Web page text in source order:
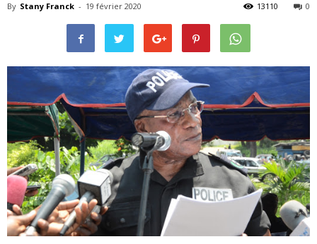
By Stany Franck - 19 février 2020 0
13110